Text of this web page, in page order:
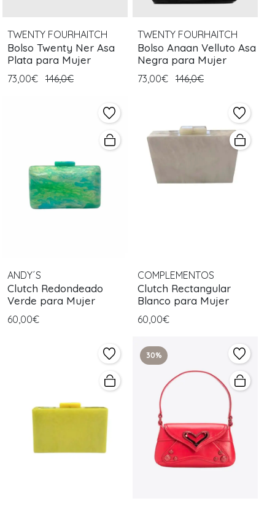
TWENTY FOURHAITCH
Bolso Twenty Ner Asa
Plata para Mujer
73,00€ 146,0€
TWENTY FOURHAITCH
Bolso Anaan Velluto Asa
Negra para Mujer
73,00€ 146,0€
ANDY´S
Clutch Redondeado
Verde para Mujer
60,00€
COMPLEMENTOS
Clutch Rectangular
Blanco para Mujer
60,00€
30%